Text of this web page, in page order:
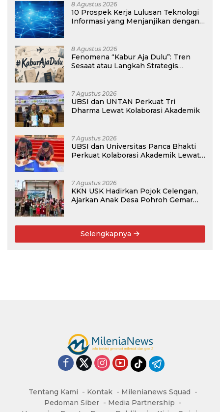
8 Agustus 2026
10 Prospek Kerja Lulusan Teknologi
Informasi yang Menjanjikan dengan
8 Agustus 2026
Fenomena “Kabur Aja Dulu”: Tren
Sesaat atau Langkah Strategis
7 Agustus 2026
UBSI dan UNTAN Perkuat Tri
Dharma Lewat Kolaborasi Akademik
7 Agustus 2026
UBSI dan Universitas Panca Bhakti
Perkuat Kolaborasi Akademik Lewat
7 Agustus 2026
KKN USK Hadirkan Pojok Celengan,
Ajarkan Anak Desa Pohroh Gemar
Selengkapnya
Tentang Kami Kontak
Milenianews Squad
Pedoman Siber
Media Partnership